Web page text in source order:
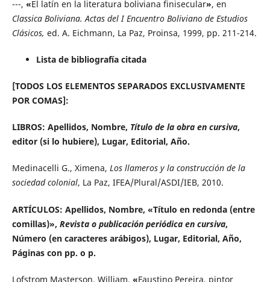
---, «El latín en la literatura boliviana finisecular», en
Classica Boliviana. Actas del I Encuentro Boliviano de Estudios
Clásicos, ed. A. Eichmann, La Paz, Proinsa, 1999, pp. 211-214.
Lista de bibliografía citada
[TODOS LOS ELEMENTOS SEPARADOS EXCLUSIVAMENTE
POR COMAS]:
LIBROS: Apellidos, Nombre, Título de la obra en cursiva,
editor (si lo hubiere), Lugar, Editorial, Año.
Medinacelli G., Ximena, Los llameros y la construcción de la
sociedad colonial, La Paz, IFEA/Plural/ASDI/IEB, 2010.
ARTÍCULOS: Apellidos, Nombre, «Título en redonda (entre
comillas)», Revista o publicación periódica en cursiva,
Número (en caracteres arábigos), Lugar, Editorial, Año,
Páginas con pp. o p.
Lofstrom Masterson, William, «Faustino Pereira, pintor